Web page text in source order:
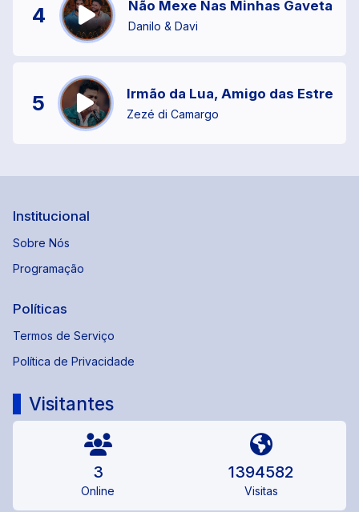
4 Não Mexe Nas Minhas Gavetas
Danilo & Davi
5 Irmão da Lua, Amigo das Estrelas
Zezé di Camargo
Institucional
Sobre Nós
Programação
Políticas
Termos de Serviço
Política de Privacidade
Visitantes
3
Online
1394582
Visitas